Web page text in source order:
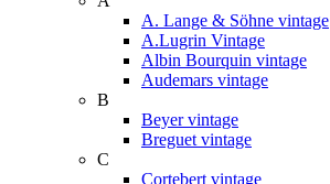
A. Lange & Söhne vintage
A.Lugrin Vintage
Albin Bourquin vintage
Audemars vintage
B
Beyer vintage
Breguet vintage
C
Cortebert vintage